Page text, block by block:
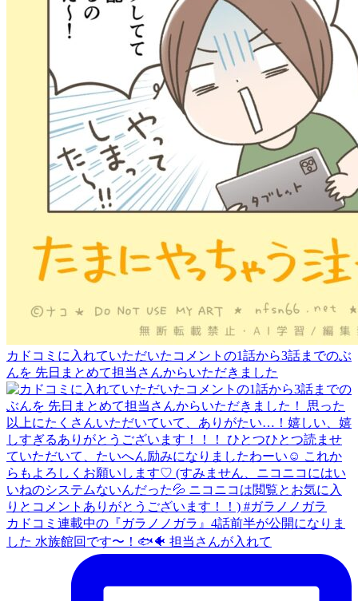
カドコミに入れていただいたコメントの1話から3話までのぶ
んを 先日まとめて担当さんからいただきました
カドコミ連載中の『ガラノノガラ』4話前半が公開になりま
した 水族館回です〜！🐟🐠 担当さんが入れて